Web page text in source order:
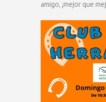
amigo, ¡mejor que